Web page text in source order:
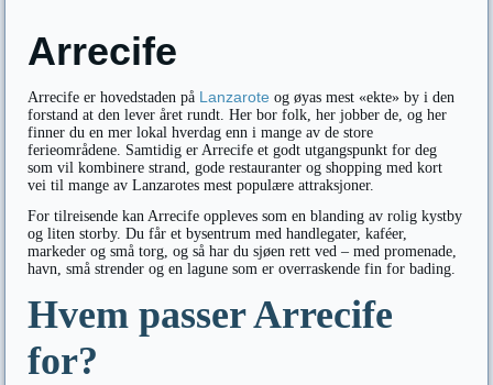
Arrecife
Arrecife er hovedstaden på Lanzarote og øyas mest «ekte» by i den
forstand at den lever året rundt. Her bor folk, her jobber de, og her
finner du en mer lokal hverdag enn i mange av de store
ferieområdene. Samtidig er Arrecife et godt utgangspunkt for deg
som vil kombinere strand, gode restauranter og shopping med kort
vei til mange av Lanzarotes mest populære attraksjoner.
For tilreisende kan Arrecife oppleves som en blanding av rolig kystby
og liten storby. Du får et bysentrum med handlegater, kaféer,
markeder og små torg, og så har du sjøen rett ved – med promenade,
havn, små strender og en lagune som er overraskende fin for bading.
Hvem passer Arrecife
for?